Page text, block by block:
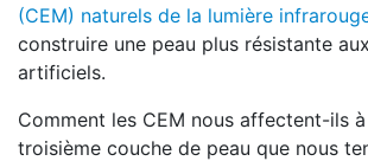
(CEM) naturels de la lumière
construire une peau plus résistante
artificiels.
Comment les CEM nous affectent-ils
troisième couche de peau que nous